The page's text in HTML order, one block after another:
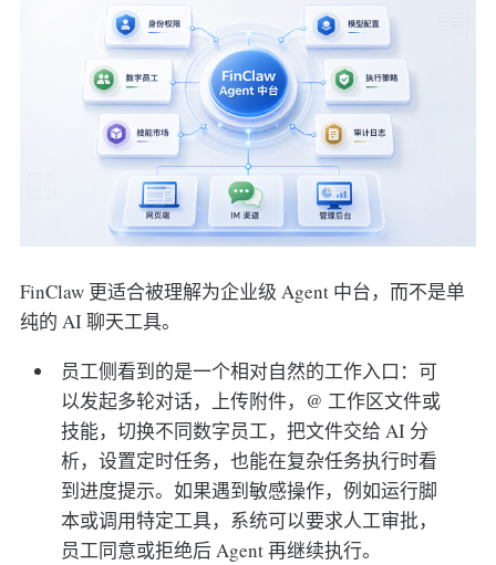
FinClaw 更适合被理解为企业级 Agent 中台，而不是单
纯的 AI 聊天工具。
员工侧看到的是一个相对自然的工作入口：可
以发起多轮对话，上传附件，@ 工作区文件或
技能，切换不同数字员工，把文件交给 AI 分
析，设置定时任务，也能在复杂任务执行时看
到进度提示。如果遇到敏感操作，例如运行脚
本或调用特定工具，系统可以要求人工审批，
员工同意或拒绝后 Agent 再继续执行。